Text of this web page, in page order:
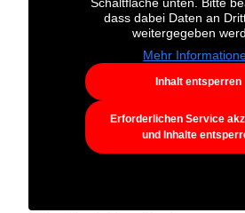
dass dabei Daten an
weitergegeben
Mehr
Inhalt entsperren
Erforderlichen Service
und Inhalte